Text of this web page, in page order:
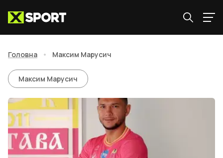
Головна • Максим Марусич
Максим Марусич
Максим Марусич